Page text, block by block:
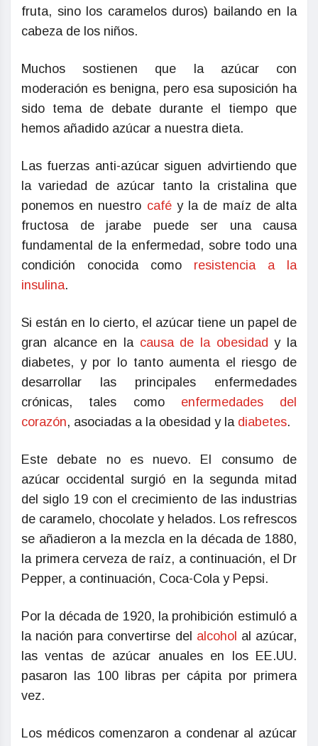
fruta, sino los caramelos duros) bailando en la
cabeza de los niños.
Muchos sostienen que la azúcar con
moderación es benigna, pero esa suposición ha
sido tema de debate durante el tiempo que
hemos añadido azúcar a nuestra dieta.
Las fuerzas anti-azúcar siguen advirtiendo que
la variedad de azúcar tanto la cristalina que
ponemos en nuestro caféy la de maíz de alta
fructosa de jarabe puede ser una causa
fundamental de la enfermedad, sobre todo una
condición conocida como resistencia a la
insulina.
Si están en lo cierto, el azúcar tiene un papel de
gran alcance en la causa de la obesidad y la
diabetes, y por lo tanto aumenta el riesgo de
desarrollar las principales enfermedades
crónicas, tales como enfermedades del
corazón, asociadas a la obesidad y la diabetes.
Este debate no es nuevo. El consumo de
azúcar occidental surgió en la segunda mitad
del siglo 19 con el crecimiento de las industrias
de caramelo, chocolate y helados. Los refrescos
se añadieron a la mezcla en la década de 1880,
la primera cerveza de raíz, a continuación, el Dr
Pepper, a continuación, Coca-Cola y Pepsi.
Por la década de 1920, la prohibición estimuló a
la nación para convertirse del alcohol al azúcar,
las ventas de azúcar anuales en los EE.UU.
pasaron las 100 libras per cápita por primera
vez.
Los médicos comenzaron a condenar al azúcar